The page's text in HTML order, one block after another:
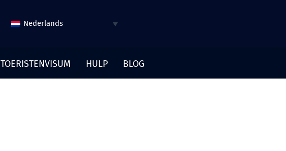
Nederlands
TOERISTENVISUM HULP BLOG